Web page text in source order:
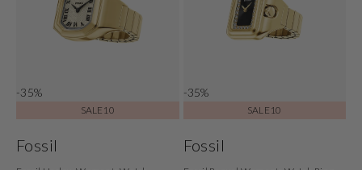
-35%
SALE10
Fossil
-35%
SALE10
Fossil